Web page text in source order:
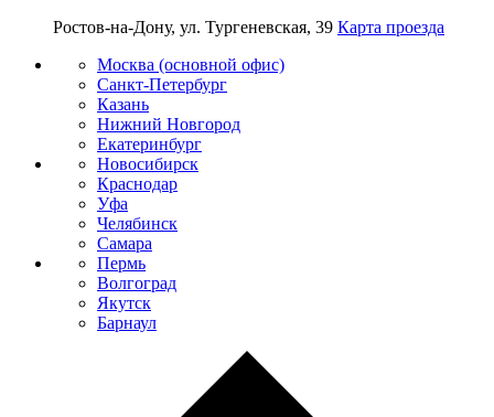
Ростов-на-Дону, ул. Тургеневская, 39 Карта проезда
Москва (основной офис)
Санкт-Петербург
Казань
Нижний Новгород
Екатеринбург
Новосибирск
Краснодар
Уфа
Челябинск
Самара
Пермь
Волгоград
Якутск
Барнаул